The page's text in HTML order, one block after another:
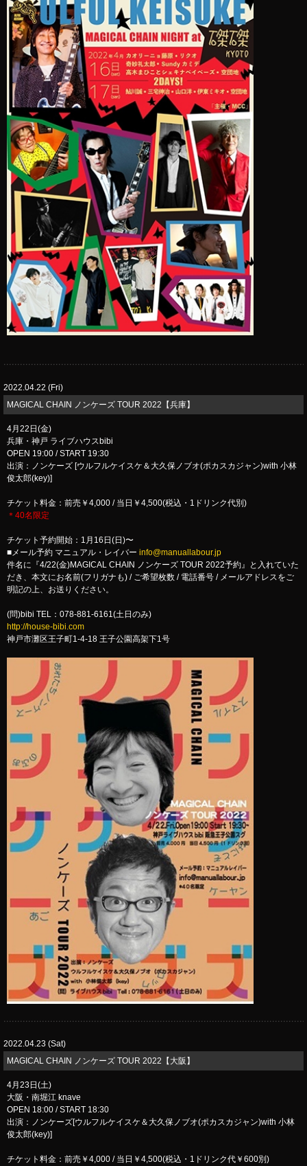
2022.04.22 (Fri)
​MAGICAL CHAIN ノンケーズ TOUR 2022【兵庫】
4月22日(金)
兵庫・神戸 ライブハウスbibi
OPEN 19:00 / START 19:30
出演：ノンケーズ [ウルフルケイスケ＆大久保ノブオ(ポカスカジャン)with 小林
俊太郎(key)]
チケット料金：前売￥4,000 / 当日￥4,500(税込・1ドリンク代別)
＊40名限定
チケット予約開始：1月16日(日)〜
■メール予約 マニュアル・レイバー info@manuallabour.jp
件名に『4/22(金)MAGICAL CHAIN ノンケーズ TOUR 2022予約』と入れていた
だき、本文にお名前(フリガナも) / ご希望枚数 / 電話番号 / メールアドレスをご
明記の上、お送りください。
(問)bibi TEL：078-881-6161(土日のみ)
http://house-bibi.com
神戸市灘区王子町1-4-18 王子公園高架下1号
2022.04.23 (Sat)
​MAGICAL CHAIN ノンケーズ TOUR 2022【大阪】
4月23日(土)
大阪・南堀江 knave
OPEN 18:00 / START 18:30
出演：ノンケーズ[ウルフルケイスケ＆大久保ノブオ(ポカスカジャン)with 小林
俊太郎(key)]
チケット料金：前売￥4,000 / 当日￥4,500(税込・1ドリンク代￥600別)